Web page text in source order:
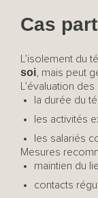
Cas
L’isolement du
soi , mais peut
L’évaluation
la durée du
les activités
les salariés
Mesures
maintien du
contacts